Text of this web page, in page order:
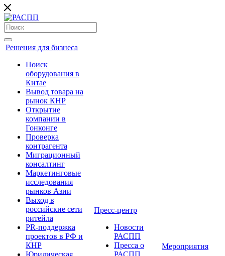
Решения для бизнеса
Поиск
оборудования в
Китае
Вывод товара на
рынок КНР
Открытие
компании в
Гонконге
Проверка
контрагента
Миграционный
консалтинг
Маркетинговые
исследования
рынков Азии
Выход в
российские сети
ритейла
PR-поддержка
проектов в РФ и
КНР
Юридическая
Пресс-центр
Новости
РАСПП
Пресса о
РАСПП
Мероприятия